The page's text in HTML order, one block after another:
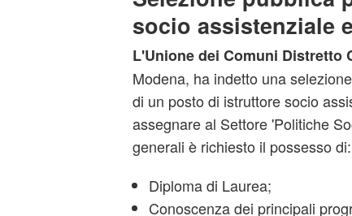
socio assistenziale
L'Unione dei Comuni Distretto
Modena, ha indetto una
di un posto di istruttore socio
assegnare al Settore 'Politiche
generali è richiesto il possesso di:
Diploma di Laurea;
Conoscenza dei principali